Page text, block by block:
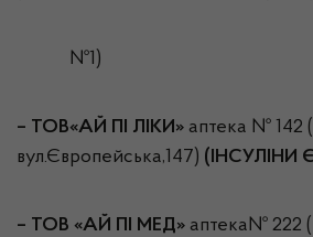
№1)
– ТОВ«АЙ ПІ ЛІКИ» аптека № 142
вул.Європейська,147) (ІНСУЛІНИ
– ТОВ «АЙ ПІ МЕД» аптека№ 222